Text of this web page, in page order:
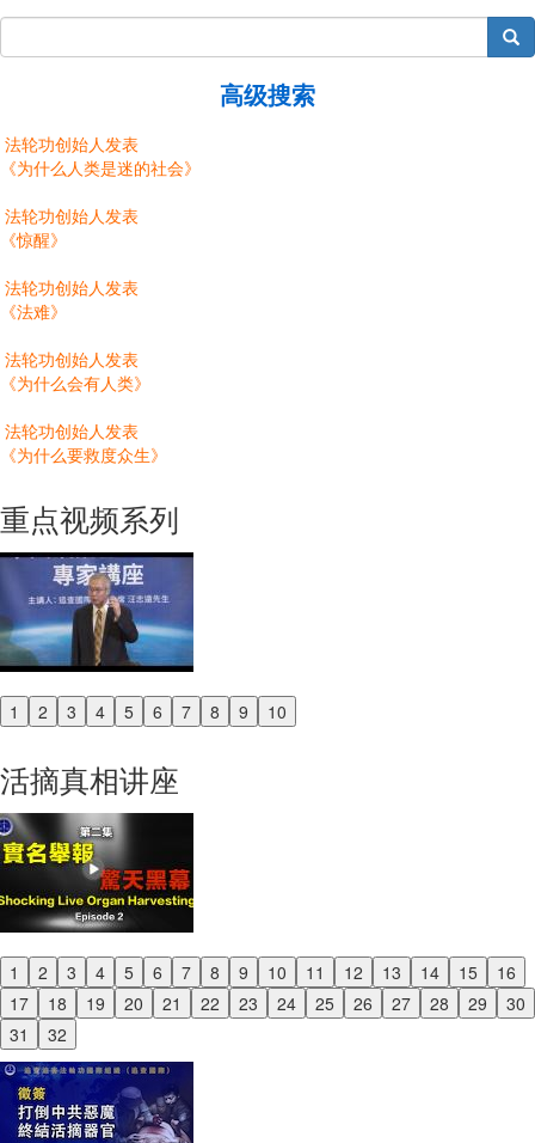
搜索
高级搜索
法轮功创始人发表
《为什么人类是迷的社会》
法轮功创始人发表
《惊醒》
法轮功创始人发表
《法难》
法轮功创始人发表
《为什么会有人类》
法轮功创始人发表
《为什么要救度众生》
重点视频系列
1 2 3 4 5 6 7 8 9 10
Previous
活摘真相讲座
1 2 3 4 5 6 7 8 9 10 11 12 13 14 15
16
17
18 19 20 21 22 23 24 25 26 27 28 29
30
31
32
Previous
Next